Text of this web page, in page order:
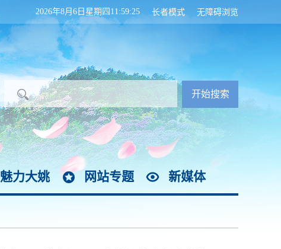
无障碍浏览
长者模式
2026年8月6日星期四11:59:26
魅力大姚 网站专题 新媒体